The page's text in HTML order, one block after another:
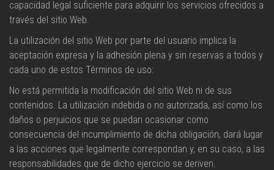
capacidad legal suficiente para adquirir los servicios ofrecidos a
través del sitio Web.
La utilización del sitio Web por parte del usuario implica la
aceptación expresa y la adhesión plena y sin reservas a todos y
cada uno de estos Términos de uso:
No está permitida la modificación del sitio Web ni de sus
contenidos. La utilización indebida o no autorizada, así como los
daños o perjuicios que se puedan ocasionar como
consecuencia del incumplimiento de dicha obligación, dará lugar
a las acciones que legalmente correspondan y, en su caso, a las
responsabilidades que de dicho ejercicio se deriven.